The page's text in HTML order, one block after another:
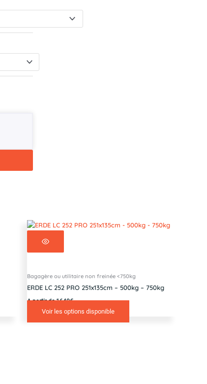
Bagagère ou utilitaire non freinée <750kg
ERDE LC 252 PRO 251x135cm – 500kg – 750kg
A partir de 1640€
Voir les options disponible